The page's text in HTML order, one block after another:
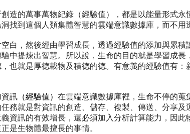
造的萬事萬物紀錄（經驗值），都是以能量形式
找到這個人類集體智慧的雲端意識數據庫，而不
白，然後經由學習成長，透過經驗值的添加與累
中提煉出智慧。所以說，生命的目的就是學習成
也就是厚德載物及積德的德。有意義的經驗值有
訊 （經驗值） 在雲端意識數據庫裡，生命不停的
務就是對資訊的創造、儲存、複製、傳送、分享
資訊的有效增長，還必須加入分析計算能力，因
是生物體最擅長的事情。